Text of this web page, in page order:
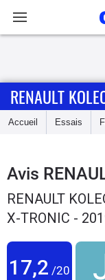
Accueil
Essais
Guide
d'achat
RENAULT
Accueil Essais
Avis
RENAULT
X-TRONIC -
17,2 /20